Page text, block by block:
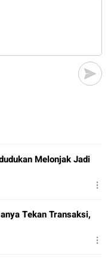
Melonjak Jadi
Tekan Transaksi,